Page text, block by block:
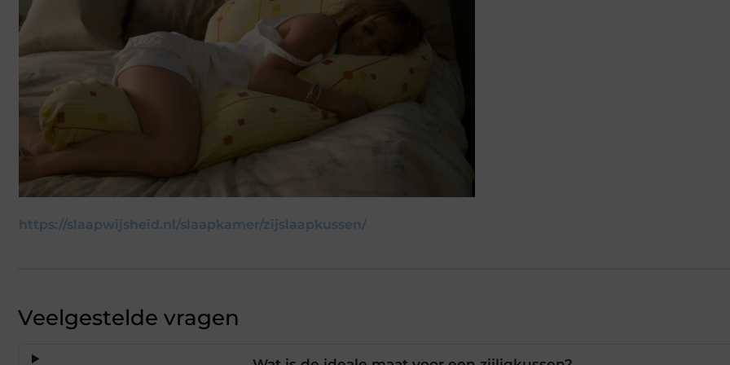
https://slaapwijsheid.nl/slaapkamer/zijslaapkussen/
Veelgestelde vragen